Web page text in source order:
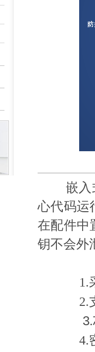
嵌入式
心代码运
在配件中
钥不会外
1.采用
2.支持
3.
4.密钥